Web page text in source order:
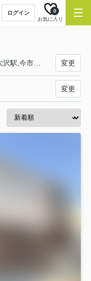
ログイン
お気に入り
0
変更
変更